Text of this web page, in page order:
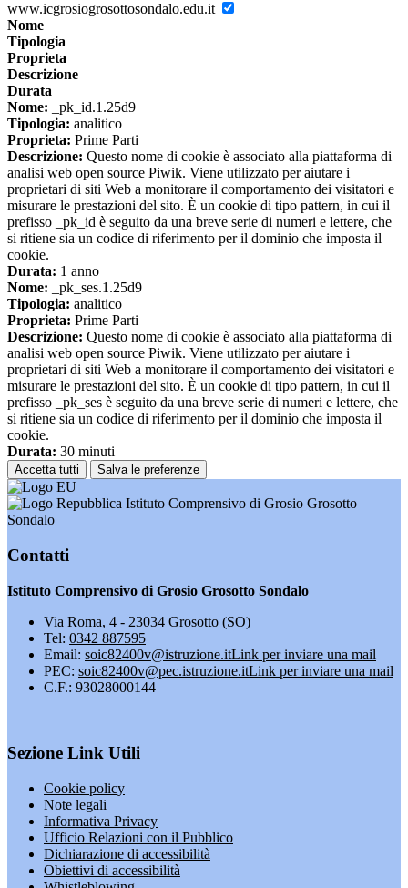
www.icgrosiogrosottosondalo.edu.it
Nome
Tipologia
Proprieta
Descrizione
Durata
Nome: _pk_id.1.25d9
Tipologia: analitico
Proprieta: Prime Parti
Descrizione: Questo nome di cookie è associato alla piattaforma di
analisi web open source Piwik. Viene utilizzato per aiutare i
proprietari di siti Web a monitorare il comportamento dei visitatori e
misurare le prestazioni del sito. È un cookie di tipo pattern, in cui il
prefisso _pk_id è seguito da una breve serie di numeri e lettere, che
si ritiene sia un codice di riferimento per il dominio che imposta il
cookie.
Durata: 1 anno
Nome: _pk_ses.1.25d9
Tipologia: analitico
Proprieta: Prime Parti
Descrizione: Questo nome di cookie è associato alla piattaforma di
analisi web open source Piwik. Viene utilizzato per aiutare i
proprietari di siti Web a monitorare il comportamento dei visitatori e
misurare le prestazioni del sito. È un cookie di tipo pattern, in cui il
prefisso _pk_ses è seguito da una breve serie di numeri e lettere, che
si ritiene sia un codice di riferimento per il dominio che imposta il
cookie.
Durata: 30 minuti
Accetta tutti Salva le preferenze
Istituto Comprensivo di Grosio Grosotto
Sondalo
Contatti
Istituto Comprensivo di Grosio Grosotto Sondalo
Via Roma, 4 - 23034 Grosotto (SO)
Tel: 0342 887595
Email: soic82400v@istruzione.itLink per inviare una mail
PEC: soic82400v@pec.istruzione.itLink per inviare una mail
C.F.: 93028000144
Sezione Link Utili
Cookie policy
Note legali
Informativa Privacy
Ufficio Relazioni con il Pubblico
Dichiarazione di accessibilità
Obiettivi di accessibilità